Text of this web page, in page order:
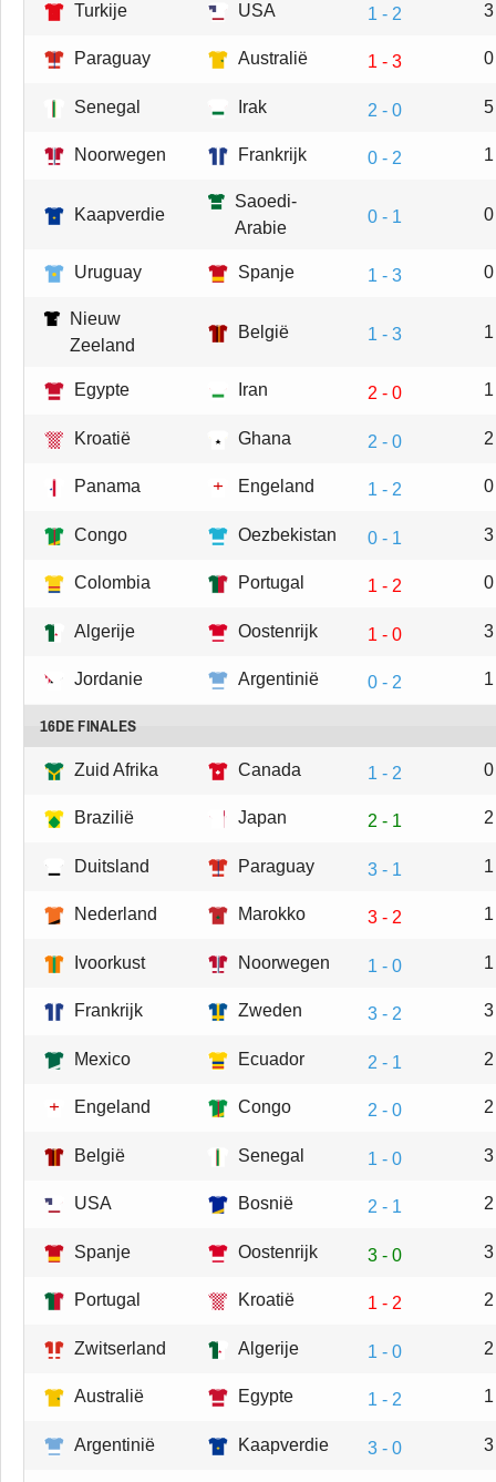
Turkije USA 1 - 2
Paraguay Australië 1 - 3
Senegal Irak 2 - 0
Noorwegen Frankrijk 0 - 2
Kaapverdie
Saoedi-
Arabie
0 - 1
Uruguay Spanje 1 - 3
Nieuw
Zeeland
België 1 - 3
Egypte Iran 2 - 0
Kroatië Ghana 2 - 0
Panama Engeland 1 - 2
Congo Oezbekistan 0 - 1
Colombia Portugal 1 - 2
Algerije Oostenrijk 1 - 0
Jordanie Argentinië 0 - 2
16DE FINALES
Zuid Afrika Canada 1 - 2
Brazilië Japan 2 - 1
Duitsland Paraguay 3 - 1
Nederland Marokko 3 - 2
Ivoorkust Noorwegen 1 - 0
Frankrijk Zweden 3 - 2
Mexico Ecuador 2 - 1
Engeland Congo 2 - 0
België Senegal 1 - 0
USA Bosnië 2 - 1
Spanje Oostenrijk 3 - 0
Portugal Kroatië 1 - 2
Zwitserland Algerije 1 - 0
Australië Egypte 1 - 2
Argentinië Kaapverdie 3 - 0